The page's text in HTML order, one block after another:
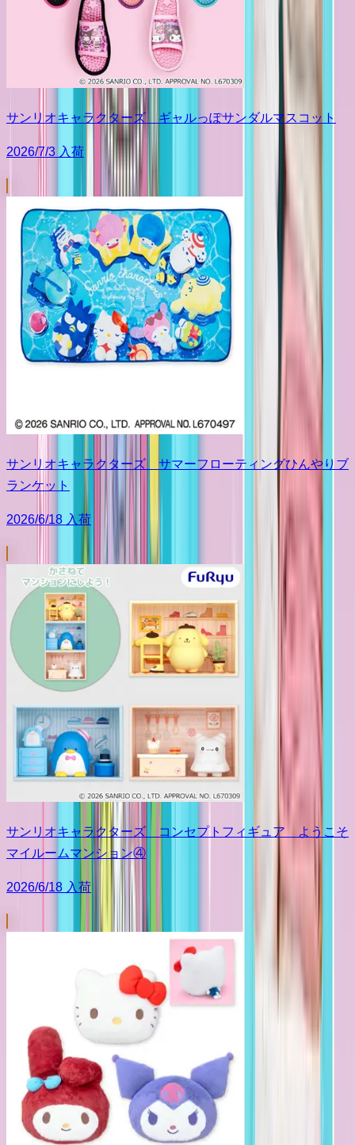
サンリオキャラクターズ ギャルっぽサンダルマスコット
2026/7/3 入荷
サンリオキャラクターズ サマーフローティングひんやりブ
ランケット
2026/6/18 入荷
サンリオキャラクターズ コンセプトフィギュア ようこそ
マイルームマンション④
2026/6/18 入荷